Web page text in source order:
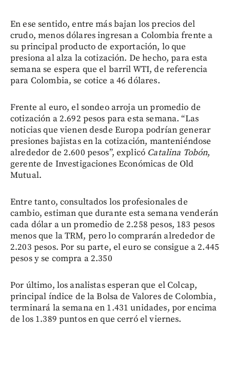
En ese sentido, entre más bajan los precios del
crudo, menos dólares ingresan a Colombia frente a
su principal producto de exportación, lo que
presiona al alza la cotización. De hecho, para esta
semana se espera que el barril WTI, de referencia
para Colombia, se cotice a 46 dólares.
Frente al euro, el sondeo arroja un promedio de
cotización a 2.692 pesos para esta semana. “Las
noticias que vienen desde Europa podrían generar
presiones bajistas en la cotización, manteniéndose
alrededor de 2.600 pesos”, explicó Catalina Tobón,
gerente de Investigaciones Económicas de Old
Mutual.
Entre tanto, consultados los profesionales de
cambio, estiman que durante esta semana venderán
cada dólar a un promedio de 2.258 pesos, 183 pesos
menos que la TRM, pero lo comprarán alrededor de
2.203 pesos. Por su parte, el euro se consigue a 2.445
pesos y se compra a 2.350
Por último, los analistas esperan que el Colcap,
principal índice de la Bolsa de Valores de Colombia,
terminará la semana en 1.431 unidades, por encima
de los 1.389 puntos en que cerró el viernes.